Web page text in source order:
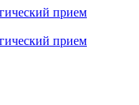
прием
прием